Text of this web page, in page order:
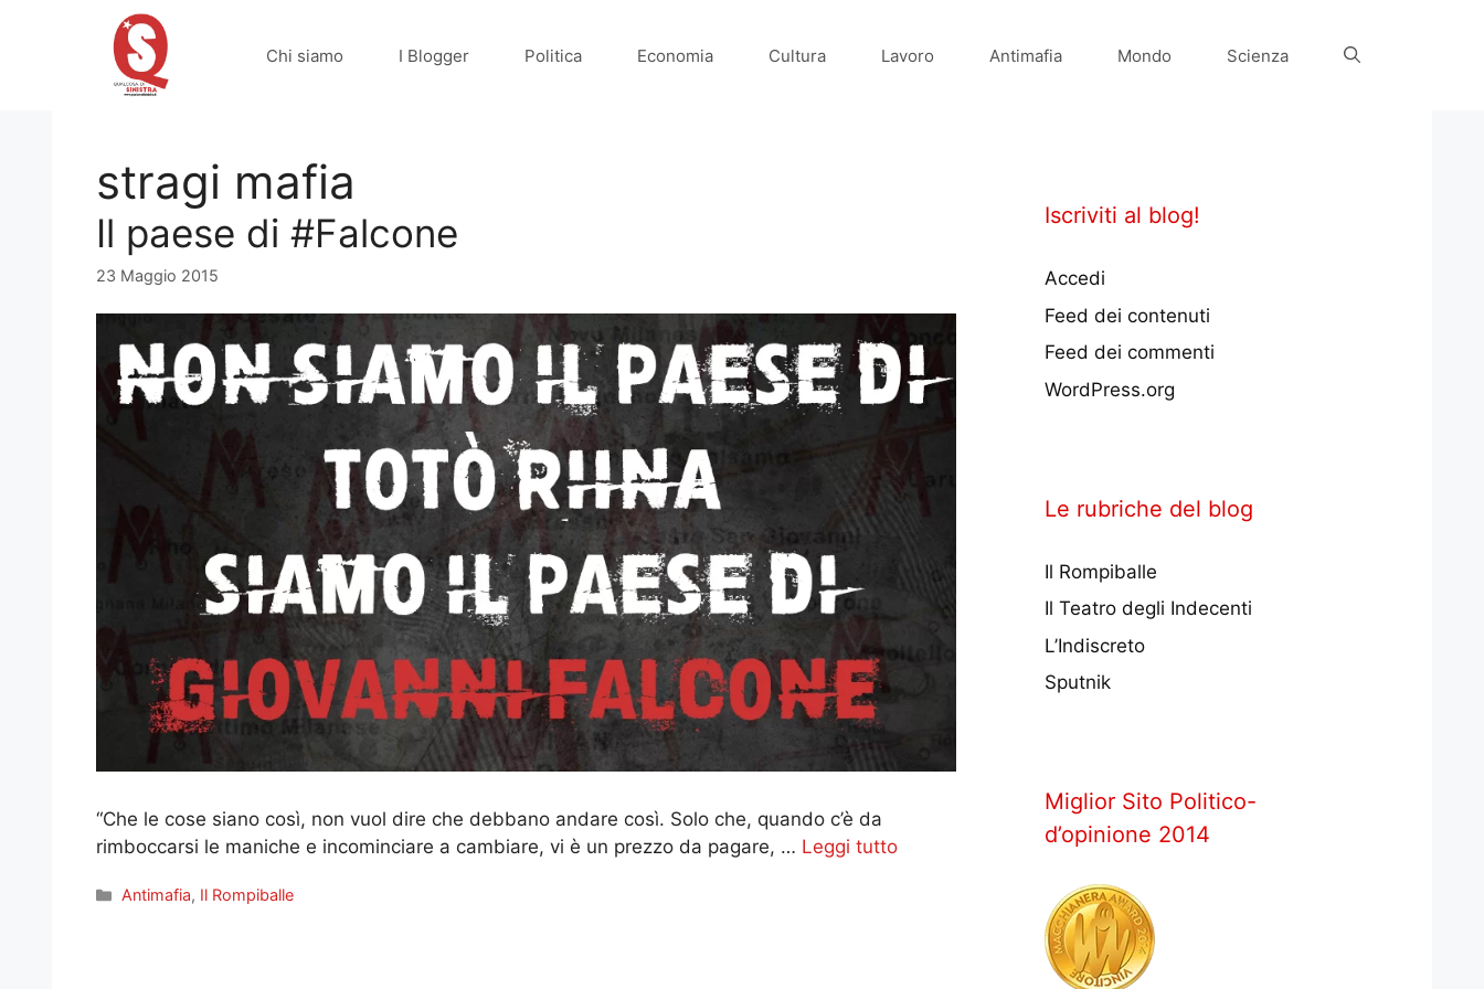
Chi siamo I Blogger Politica Economia Cultura Lavoro Antimafia Mondo Scienza
stragi mafia
Il paese di #Falcone
23 Maggio 2015
“Che le cose siano così, non vuol dire che debbano andare così. Solo che, quando c’è da
rimboccarsi le maniche e incominciare a cambiare, vi è un prezzo da pagare, … Leggi tutto
Categorie
Antimafia, Il Rompiballe
Iscriviti al blog!
Accedi
Feed dei contenuti
Feed dei commenti
WordPress.org
Le rubriche del blog
Il Rompiballe
Il Teatro degli Indecenti
L’Indiscreto
Sputnik
Miglior Sito Politico-
d’opinione 2014